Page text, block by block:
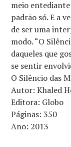
meio
padrão só. E a
de ser uma
modo. “O
daqueles que
se sentir
O Silêncio das
Autor: Khaled
Editora: Globo
Páginas: 350
Ano: 2013